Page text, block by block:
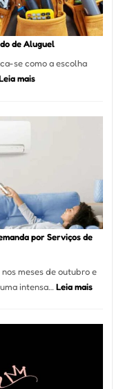
Destaque
em
Tatuí
de Aluguel
se como a escolha
mais:
de
Aluguel
por Serviços de
meses de outubro e
intensa… Leia mais: